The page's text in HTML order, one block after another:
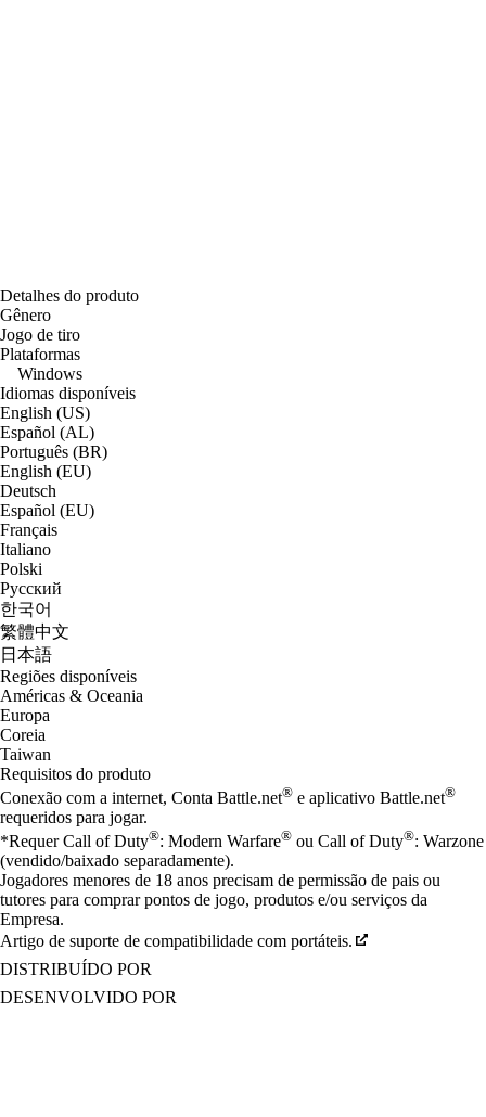
Detalhes do produto
Gênero
Jogo de tiro
Plataformas
Windows
Idiomas disponíveis
English (US)
Español (AL)
Português (BR)
English (EU)
Deutsch
Español (EU)
Français
Italiano
Polski
Русский
한국어
繁體中文
日本語
Regiões disponíveis
Américas & Oceania
Europa
Coreia
Taiwan
Requisitos do produto
Conexão com a internet, Conta Battle.net® e aplicativo Battle.net®
requeridos para jogar.
*Requer Call of Duty®: Modern Warfare® ou Call of Duty®: Warzone
(vendido/baixado separadamente).
Jogadores menores de 18 anos precisam de permissão de pais ou
tutores para comprar pontos de jogo, produtos e/ou serviços da
Empresa.
Artigo de suporte de compatibilidade com portáteis.
DISTRIBUÍDO POR
DESENVOLVIDO POR